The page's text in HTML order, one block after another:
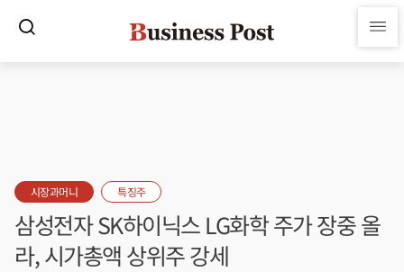
시장과머니 특징주
삼성전자 SK하이닉스 LG화학 주가 장중 올
라, 시가총액 상위주 강세